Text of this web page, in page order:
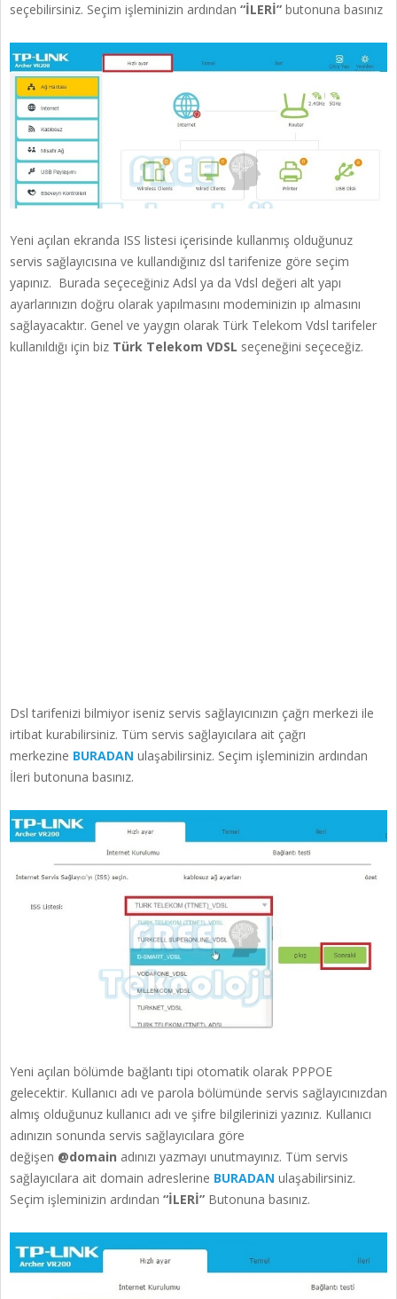
seçebilirsiniz. Seçim işleminizin ardından “İLERİ” butonuna basınız
Yeni açılan ekranda ISS listesi içerisinde kullanmış olduğunuz
servis sağlayıcısına ve kullandığınız dsl tarifenize göre seçim
yapınız. Burada seçeceğiniz Adsl ya da Vdsl değeri alt yapı
ayarlarınızın doğru olarak yapılmasını modeminizin ıp almasını
sağlayacaktır. Genel ve yaygın olarak Türk Telekom Vdsl tarifeler
kullanıldığı için biz Türk Telekom VDSL seçeneğini seçeceğiz.
Dsl tarifenizi bilmiyor iseniz servis sağlayıcınızın çağrı merkezi ile
irtibat kurabilirsiniz. Tüm servis sağlayıcılara ait çağrı
merkezine BURADAN ulaşabilirsiniz. Seçim işleminizin ardından
İleri butonuna basınız.
Yeni açılan bölümde bağlantı tipi otomatik olarak PPPOE
gelecektir. Kullanıcı adı ve parola bölümünde servis sağlayıcınızdan
almış olduğunuz kullanıcı adı ve şifre bilgilerinizi yazınız. Kullanıcı
adınızın sonunda servis sağlayıcılara göre
değişen @domain adınızı yazmayı unutmayınız. Tüm servis
sağlayıcılara ait domain adreslerine BURADAN ulaşabilirsiniz.
Seçim işleminizin ardından “İLERİ” Butonuna basınız.